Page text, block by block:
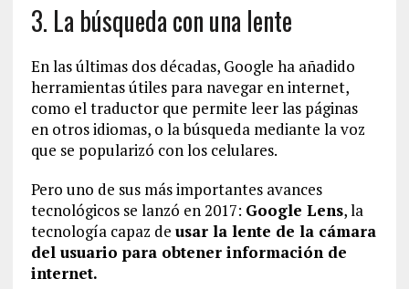
3. La búsqueda con una lente
En las últimas dos décadas, Google ha añadido
herramientas útiles para navegar en internet,
como el traductor que permite leer las páginas
en otros idiomas, o la búsqueda mediante la voz
que se popularizó con los celulares.
Pero uno de sus más importantes avances
tecnológicos se lanzó en 2017: Google Lens, la
tecnología capaz de usar la lente de la cámara
del usuario para obtener información de
internet.